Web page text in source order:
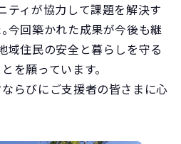
ティが協力して課題を解決す
今回築かれた成果が今後も継
域住民の安全と暮らしを守る
を願っています。
らびにご支援者の皆さまに心